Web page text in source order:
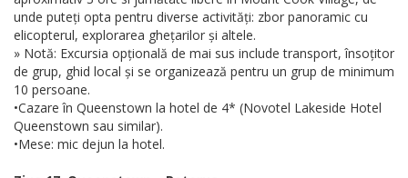
unde puteți opta pentru diverse activități: zbor panoramic cu
elicopterul, explorarea ghețarilor și altele.
» Notă: Excursia opțională de mai sus include transport, însoțitor
de grup, ghid local și se organizează pentru un grup de minimum
10 persoane.
•Cazare în Queenstown la hotel de 4* (Novotel Lakeside Hotel
Queenstown sau similar).
•Mese: mic dejun la hotel.